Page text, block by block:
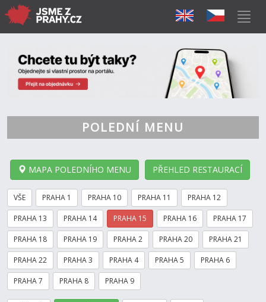
POLEDNÍ MENU
MAPA POLEDNÍHO MENU PŘEHLED RESTAURACÍ
VŠE PRAHA 1 PRAHA 10 PRAHA 11 PRAHA 12
PRAHA 13 PRAHA 14 PRAHA 15 PRAHA 16 PRAHA 17
PRAHA 18 PRAHA 19 PRAHA 2 PRAHA 20 PRAHA 21
PRAHA 22 PRAHA 3 PRAHA 4 PRAHA 5 PRAHA 6
PRAHA 7 PRAHA 8 PRAHA 9